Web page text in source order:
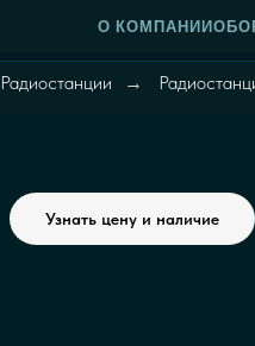
О КОМПАНИИ
Радиостанции →
Узнать цену и наличие